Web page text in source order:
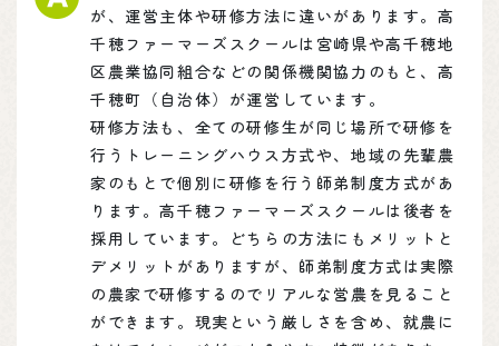
が、運営主体や研修方法に違いがあります。高
千穂ファーマーズスクールは宮崎県や高千穂地
区農業協同組合などの関係機関協力のもと、高
千穂町（自治体）が運営しています。
研修方法も、全ての研修生が同じ場所で研修を
行うトレーニングハウス方式や、地域の先輩農
家のもとで個別に研修を行う師弟制度方式があ
ります。高千穂ファーマーズスクールは後者を
採用しています。どちらの方法にもメリットと
デメリットがありますが、師弟制度方式は実際
の農家で研修するのでリアルな営農を見ること
ができます。現実という厳しさを含め、就農に